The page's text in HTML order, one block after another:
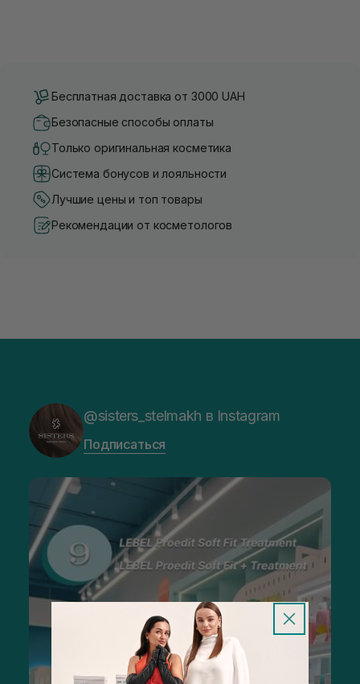
Бесплатная доставка от 3000 UAH
Безопасные способы оплаты
Только оригинальная косметика
Система бонусов и лояльности
Лучшие цены и топ товары
Рекомендации от косметологов
@sisters_stelmakh в Instagram
Подписаться